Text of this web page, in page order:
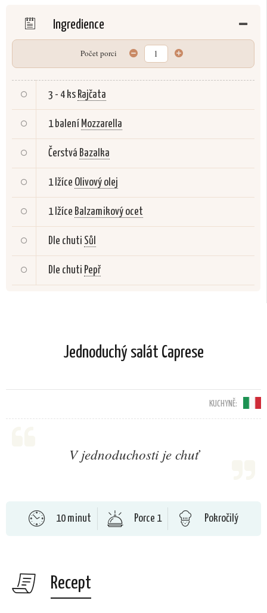
Ingredience
Počet porci
3 - 4 ks Rajčata
1 balení Mozzarella
Čerstvá Bazalka
1 lžíce Olivový olej
1 lžíce Balzamikový ocet
Dle chuti Sůl
Dle chuti Pepř
Jednoduchý salát Caprese
KUCHYNĚ:
V jednoduchosti je chuť
10 minut Porce 1 Pokročilý
Recept